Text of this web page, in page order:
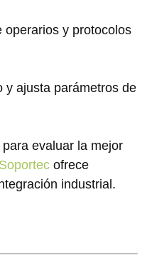
operarios y protocolos
y ajusta parámetros de
evaluar la mejor
Soportec ofrece
industrial.